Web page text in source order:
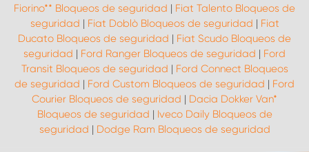
Fiorino** Bloqueos de seguridad | Fiat Talento Bloqueos de
seguridad | Fiat Doblò Bloqueos de seguridad | Fiat
Ducato Bloqueos de seguridad | Fiat Scudo Bloqueos de
seguridad | Ford Ranger Bloqueos de seguridad | Ford
Transit Bloqueos de seguridad | Ford Connect Bloqueos
de seguridad | Ford Custom Bloqueos de seguridad | Ford
Courier Bloqueos de seguridad | Dacia Dokker Van*
Bloqueos de seguridad | Iveco Daily Bloqueos de
seguridad | Dodge Ram Bloqueos de seguridad